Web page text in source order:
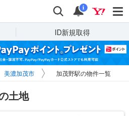
検索 通知
i
ID新規取得
美濃加茂市 加茂野駅の物件一覧
土地